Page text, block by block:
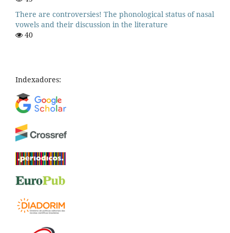
There are controversies! The phonological status of nasal
vowels and their discussion in the literature
40
Indexadores: